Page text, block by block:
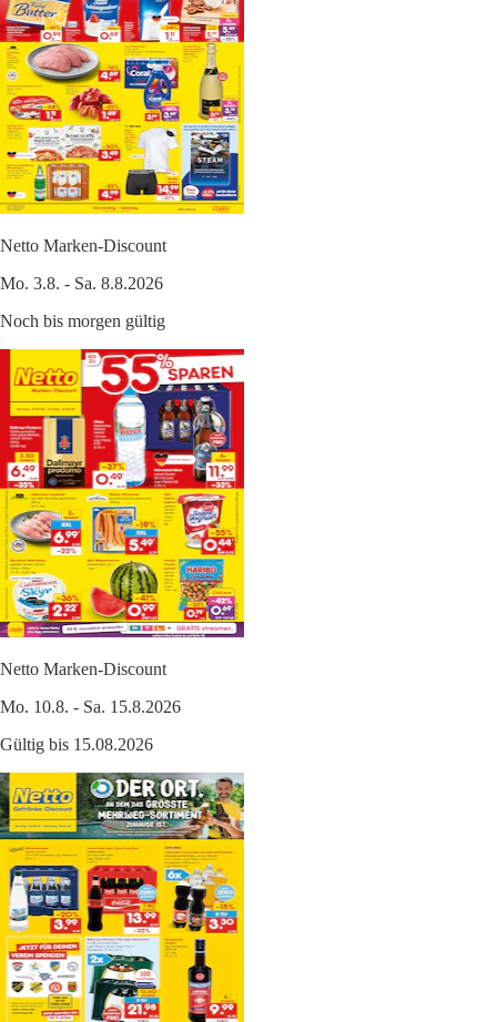
Netto Marken-Discount
Mo. 3.8. - Sa. 8.8.2026
Noch bis morgen gültig
Netto Marken-Discount
Mo. 10.8. - Sa. 15.8.2026
Gültig bis 15.08.2026